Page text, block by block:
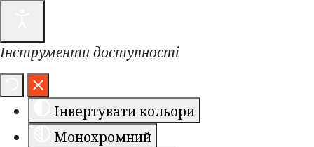
Інструменти доступності
Інвертувати кольори
Монохромний